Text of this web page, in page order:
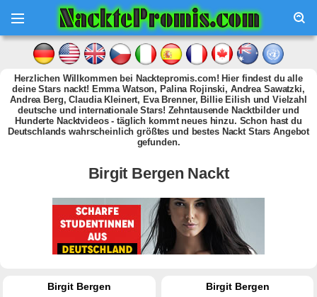
Herzlichen Willkommen bei Nacktepromis.com! Hier findest du alle
deine Stars nackt! Emma Watson, Palina Rojinski, Andrea Sawatzki,
Andrea Berg, Claudia Kleinert, Eva Brenner, Billie Eilish und Vielzahl
deutsche und internationale Stars! Zehntausende Nacktbilder und
Hunderte Nacktvideos - täglich kommt neues hinzu. Schon hast du
Deutschlands wahrscheinlich größtes und bestes Nackt Stars Angebot
gefunden.
Birgit Bergen Nackt
Birgit Bergen Birgit Bergen